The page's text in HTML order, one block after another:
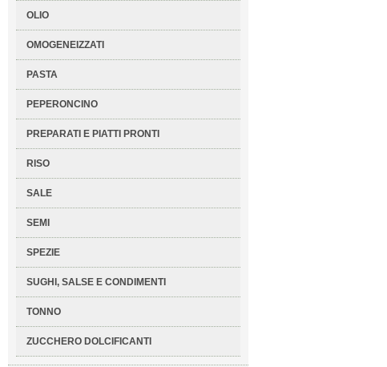
OLIO
OMOGENEIZZATI
PASTA
PEPERONCINO
PREPARATI E PIATTI PRONTI
RISO
SALE
SEMI
SPEZIE
SUGHI, SALSE E CONDIMENTI
TONNO
ZUCCHERO DOLCIFICANTI